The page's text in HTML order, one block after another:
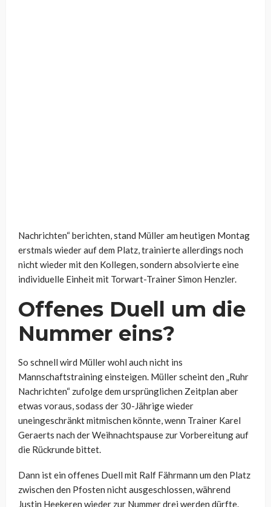
Nachrichten“ berichten, stand Müller am heutigen Montag
erstmals wieder auf dem Platz, trainierte allerdings noch
nicht wieder mit den Kollegen, sondern absolvierte eine
individuelle Einheit mit Torwart-Trainer Simon Henzler.
Offenes Duell um die
Nummer eins?
So schnell wird Müller wohl auch nicht ins
Mannschaftstraining einsteigen. Müller scheint den „Ruhr
Nachrichten“ zufolge dem ursprünglichen Zeitplan aber
etwas voraus, sodass der 30-Jährige wieder
uneingeschränkt mitmischen könnte, wenn Trainer Karel
Geraerts nach der Weihnachtspause zur Vorbereitung auf
die Rückrunde bittet.
Dann ist ein offenes Duell mit Ralf Fährmann um den Platz
zwischen den Pfosten nicht ausgeschlossen, während
Justin Heekeren wieder zur Nummer drei werden dürfte.